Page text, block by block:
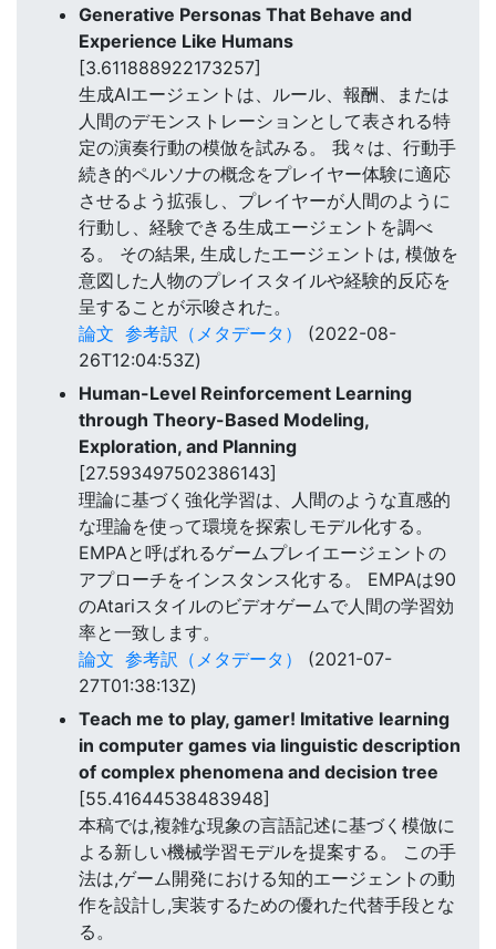
Generative Personas That Behave and
Experience Like Humans
[3.611888922173257]
生成AIエージェントは、ルール、報酬、または
人間のデモンストレーションとして表される特
定の演奏行動の模倣を試みる。 我々は、行動手
続き的ペルソナの概念をプレイヤー体験に適応
させるよう拡張し、プレイヤーが人間のように
行動し、経験できる生成エージェントを調べ
る。 その結果, 生成したエージェントは, 模倣を
意図した人物のプレイスタイルや経験的反応を
呈することが示唆された。
論文 参考訳（メタデータ）
(2022-08-
26T12:04:53Z)
Human-Level Reinforcement Learning
through Theory-Based Modeling,
Exploration, and Planning
[27.593497502386143]
理論に基づく強化学習は、人間のような直感的
な理論を使って環境を探索しモデル化する。
EMPAと呼ばれるゲームプレイエージェントの
アプローチをインスタンス化する。 EMPAは90
のAtariスタイルのビデオゲームで人間の学習効
率と一致します。
論文 参考訳（メタデータ）
(2021-07-
27T01:38:13Z)
Teach me to play, gamer! Imitative learning
in computer games via linguistic description
of complex phenomena and decision tree
[55.41644538483948]
本稿では,複雑な現象の言語記述に基づく模倣に
よる新しい機械学習モデルを提案する。 この手
法は,ゲーム開発における知的エージェントの動
作を設計し,実装するための優れた代替手段とな
る。